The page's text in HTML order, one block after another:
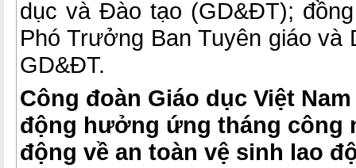
dục và Đào tạo (GD&ĐT);
Phó Trưởng Ban Tuyên giáo và
GD&ĐT.
Công đoàn Giáo dục Việt
động hưởng ứng tháng công
động về an toàn vệ sinh lao